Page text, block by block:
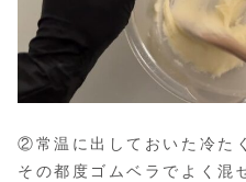
②常温に出しておいた冷た
その都度ゴムベラでよく混